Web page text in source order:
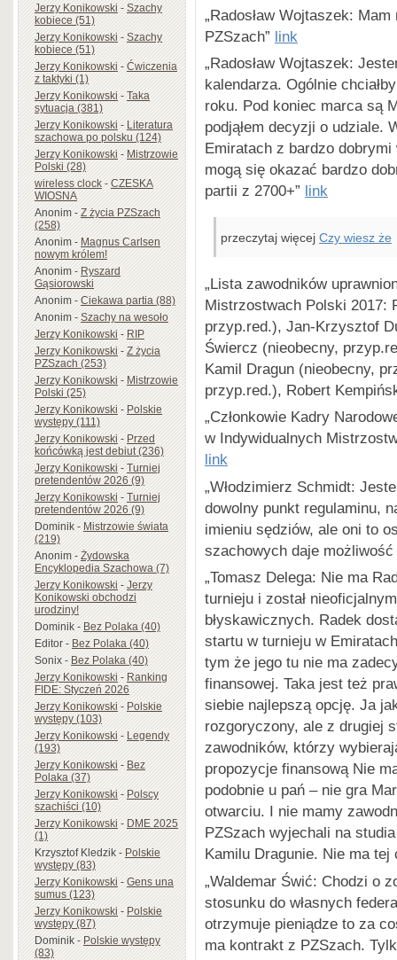
Jerzy Konikowski-Szachy
kobiece (51)
Jerzy Konikowski-Szachy
kobiece (51)
Jerzy Konikowski-Ćwiczenia
z taktyki (1)
Jerzy Konikowski-Taka
sytuacja (381)
Jerzy Konikowski-Literatura
szachowa po polsku (124)
Jerzy Konikowski-Mistrzowie
Polski (28)
wireless clock-CZESKA
WIOSNA
Anonim-Z życia PZSzach
(258)
Anonim-Magnus Carlsen
nowym królem!
Anonim-Ryszard
Gąsiorowski
Anonim-Ciekawa partia (88)
Anonim-Szachy na wesoło
Jerzy Konikowski-RIP
Jerzy Konikowski-Z życia
PZSzach (253)
Jerzy Konikowski-Mistrzowie
Polski (25)
Jerzy Konikowski-Polskie
występy (111)
Jerzy Konikowski-Przed
końcówką jest debiut (236)
Jerzy Konikowski-Turniej
pretendentów 2026 (9)
Jerzy Konikowski-Turniej
pretendentów 2026 (9)
Dominik-Mistrzowie świata
(219)
Anonim-Żydowska
Encyklopedia Szachowa (7)
Jerzy Konikowski-Jerzy
Konikowski obchodzi
urodziny!
Dominik-Bez Polaka (40)
Editor-Bez Polaka (40)
Sonix-Bez Polaka (40)
Jerzy Konikowski-Ranking
FIDE: Styczeń 2026
Jerzy Konikowski-Polskie
występy (103)
Jerzy Konikowski-Legendy
(193)
Jerzy Konikowski-Bez
Polaka (37)
Jerzy Konikowski-Polscy
szachiści (10)
Jerzy Konikowski-DME 2025
(1)
Krzysztof Kledzik-Polskie
występy (83)
Jerzy Konikowski-Gens una
sumus (123)
Jerzy Konikowski-Polskie
występy (87)
Dominik-Polskie występy
(83)
„Radosław Wojtaszek:
PZSzach” link
„Radosław Wojtaszek:
kalendarza. Ogólnie
roku. Pod koniec marca są
podjąłem decyzji o udziale.
Emiratach z bardzo
mogą się okazać bardzo
partii z 2700+” link
przeczytaj więcej Czy wiesz że
„Lista zawodników
Mistrzostwach Polski 2017:
przyp.red.), Jan-Krzysztof
Świercz (nieobecny,
Kamil Dragun (nieobecny,
przyp.red.), Robert
„Członkowie Kadry
w Indywidualnych
link
„Włodzimierz Schmidt:
dowolny punkt regulaminu,
imieniu sędziów, ale oni to
szachowych daje
„Tomasz Delega: Nie ma
turnieju i został
błyskawicznych. Radek
startu w turnieju w
tym że jego tu nie ma
finansowej. Taka jest też
siebie najlepszą opcję. Ja
rozgoryczony, ale z drugiej
zawodników, którzy
propozycje finansową Nie
podobnie u pań – nie gra
otwarciu. I nie mamy
PZSzach wyjechali na
Kamilu Dragunie. Nie ma
„Waldemar Świć: Chodzi o
stosunku do własnych
otrzymuje pieniądze to za
ma kontrakt z PZSzach.